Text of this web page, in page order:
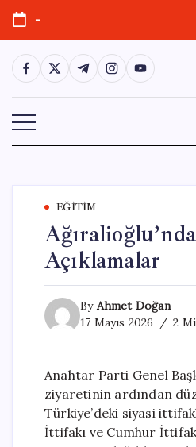
Skip
content
-
https://www.facebook.com/
https://twitter.com/
https://t.me/
https://https://
EĞITIM
Açıklamalar
By Ahmet Doğan
17 Mayıs 2026
2
Anahtar Parti Genel
ziyaretinin ardından
Türkiye’deki siyasi
İttifakı ve Cumhur